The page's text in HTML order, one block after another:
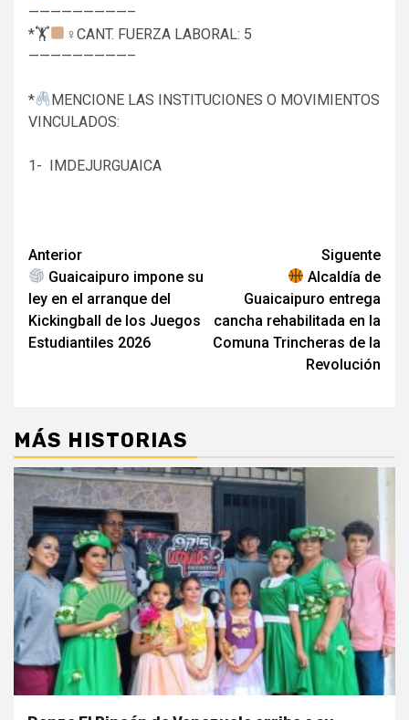
‎—————————–
‎*🏋
‍♀CANT. FUERZA LABORAL: 5
‎—————————–
‎*
MENCIONE LAS INSTITUCIONES O MOVIMIENTOS
VINCULADOS:
‎1- IMDEJURGUAICA
Navegación
de
entradas
Anterior
Guaicaipuro impone su
ley en el arranque del
Kickingball de los Juegos
Estudiantiles 2026
Siguente
Alcaldía de
Guaicaipuro entrega
cancha rehabilitada en la
Comuna Trincheras de la
Revolución
MÁS HISTORIAS